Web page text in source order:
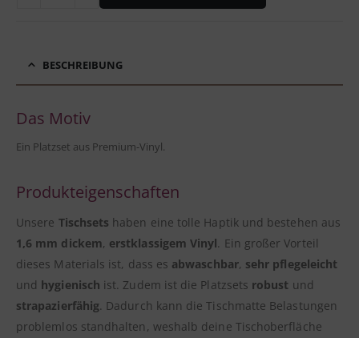
BESCHREIBUNG
Das Motiv
Ein Platzset aus Premium-Vinyl.
Produkteigenschaften
Unsere Tischsets haben eine tolle Haptik und bestehen aus
1,6 mm dickem, erstklassigem Vinyl. Ein großer Vorteil
dieses Materials ist, dass es abwaschbar, sehr pflegeleicht
und hygienisch ist. Zudem ist die Platzsets robust und
strapazierfähig. Dadurch kann die Tischmatte Belastungen
problemlos standhalten, weshalb deine Tischoberfläche